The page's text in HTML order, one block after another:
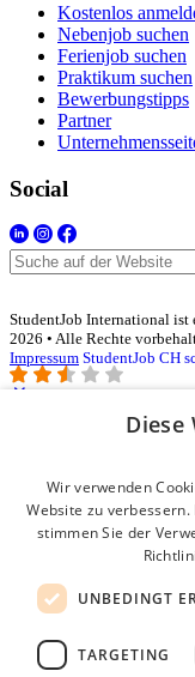
Kostenlos
Nebenjob suchen
Ferienjob suchen
Praktikum suchen
Bewerbungstipps
Partner
Social
StudentJob International
2026 • Alle Rechte
Impressum StudentJob CH
Login für
E-Mail*
Passwort
Angemeldet bleiben
Passwort vergessen?
Diese
Wir verwenden
Website zu
stimmen Sie der
UNBEDINGT
TARGETING